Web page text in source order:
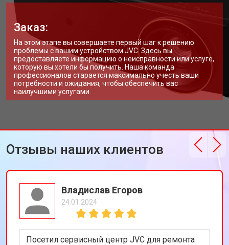
Заказ:
На этом этапе вы совершаете первый шаг к решению
проблемы с вашим устройством JVC. Здесь вы
предоставляете информацию о неисправности или услуге,
которую вы хотели бы получить. Наша команда
профессионалов старается максимально учесть ваши
потребности и ожидания, чтобы обеспечить вас
наилучшими услугами.
Отзывы наших клиентов
Владислав Егоров
24.01.2024
Посетил сервисный центр JVC для ремонта